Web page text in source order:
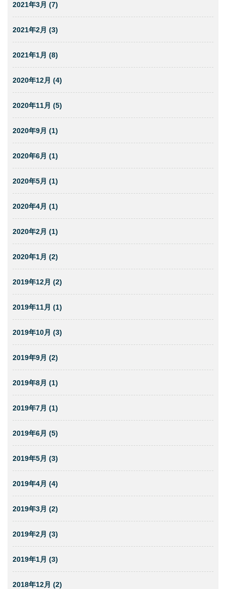
2021年3月 (7)
2021年2月 (3)
2021年1月 (8)
2020年12月 (4)
2020年11月 (5)
2020年9月 (1)
2020年6月 (1)
2020年5月 (1)
2020年4月 (1)
2020年2月 (1)
2020年1月 (2)
2019年12月 (2)
2019年11月 (1)
2019年10月 (3)
2019年9月 (2)
2019年8月 (1)
2019年7月 (1)
2019年6月 (5)
2019年5月 (3)
2019年4月 (4)
2019年3月 (2)
2019年2月 (3)
2019年1月 (3)
2018年12月 (2)